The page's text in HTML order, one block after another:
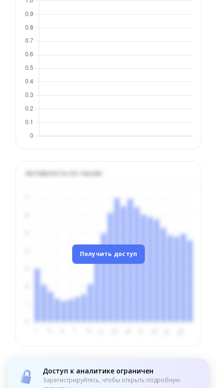
Активность по часам
Получить доступ
Доступ к аналитике ограничен
Зарегистрируйтесь, чтобы открыть подробную